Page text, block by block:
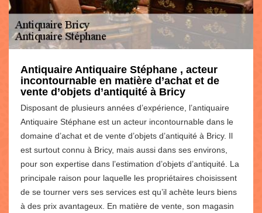
Antiquaire Antiquaire Stéphane , acteur
incontournable en matière d’achat et de
vente d’objets d’antiquité à Bricy
Disposant de plusieurs années d’expérience, l’antiquaire
Antiquaire Stéphane est un acteur incontournable dans le
domaine d’achat et de vente d’objets d’antiquité à Bricy. Il
est surtout connu à Bricy, mais aussi dans ses environs,
pour son expertise dans l’estimation d’objets d’antiquité. La
principale raison pour laquelle les propriétaires choisissent
de se tourner vers ses services est qu’il achète leurs biens
à des prix avantageux. En matière de vente, son magasin